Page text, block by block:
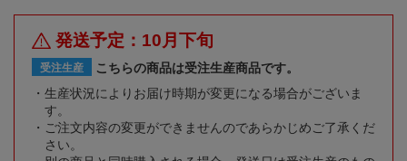
発送予定：10月下旬
受注生産
こちらの商品は受注生産商品です。
生産状況によりお届け時期が変更になる場合がございま
す。
ご注文内容の変更ができませんのであらかじめご了承くだ
さい。